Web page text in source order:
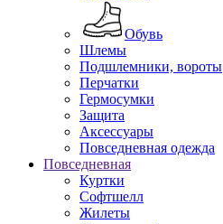
Обувь
Шлемы
Подшлемники, вороты
Перчатки
Гермосумки
Защита
Аксессуары
Повседневная одежда
Повседневная
Куртки
Софтшелл
Жилеты